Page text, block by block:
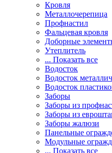
Кровля
Металлочерепица
Профнастил
Фальцевая кровля
Доборные
Утеплитель
... Показать все
Водосток
Водосток
Водосток
Заборы
Заборы из
Заборы из
Заборы жалюзи
Панельные
Модульные
... Показать все